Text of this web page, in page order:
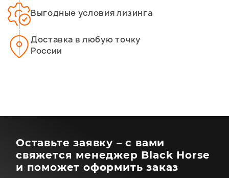
Выгодные условия лизинга
Доставка в любую точку
России
Оставьте заявку – с вами
свяжется менеджер Black Horse
и поможет оформить заказ